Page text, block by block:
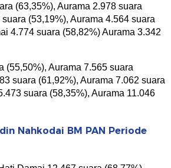
(63,35%), Aurama 2.978 suara
(53,19%), Aurama 4.564 suara
4.774 suara (58,82%) Aurama 3.342
(55,50%), Aurama 7.565 suara
suara (61,92%), Aurama 7.062 suara
suara (58,35%), Aurama 11.046
Nahkodai BM PAN Periode